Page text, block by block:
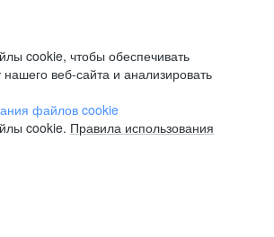
cookie, чтобы обеспечивать
веб-сайта и анализировать
файлов cookie
cookie. Правила использования